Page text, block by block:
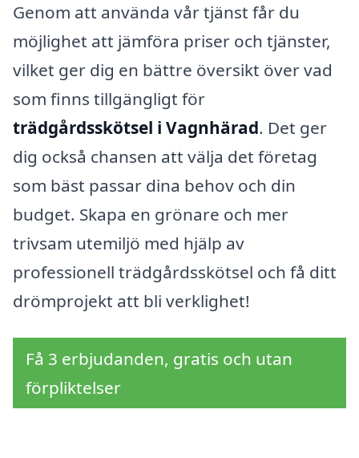
Genom att använda vår tjänst får du
möjlighet att jämföra priser och tjänster,
vilket ger dig en bättre översikt över vad
som finns tillgängligt för
trädgårdsskötsel i Vagnhärad. Det ger
dig också chansen att välja det företag
som bäst passar dina behov och din
budget. Skapa en grönare och mer
trivsam utemiljö med hjälp av
professionell trädgårdsskötsel och få ditt
drömprojekt att bli verklighet!
Få 3 erbjudanden, gratis och utan
förpliktelser